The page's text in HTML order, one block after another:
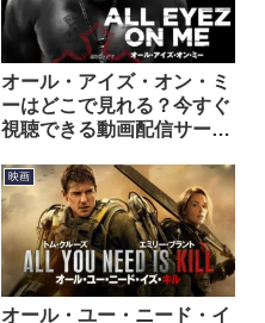
オール・アイズ・オン・ミ
ーはどこで見れる？今すぐ
視聴できる動画配信サービ
映画
オール・ユー・ニード・イ